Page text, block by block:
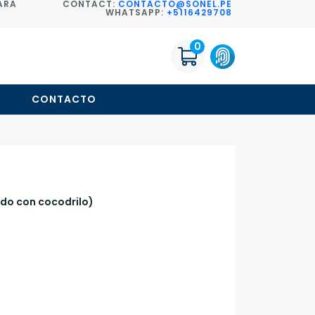
CONTACT: CONTACTO@SONEL.PE
WHATSAPP: +5116429708
0
CONTACTO
con cocodrilo)